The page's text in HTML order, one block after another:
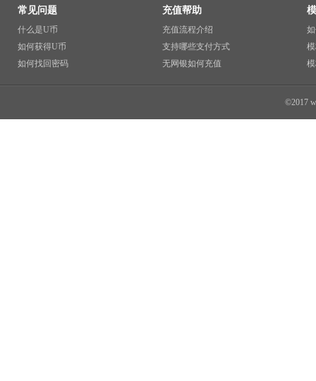
常见问题
什么是U币
如何获得U币
如何找回密码
充值帮助
充值流程介绍
支持哪些支付方式
无网银如何充值
©2017